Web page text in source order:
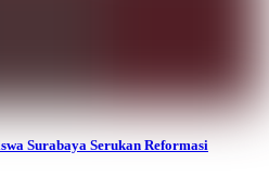
Surabaya Serukan Reformasi